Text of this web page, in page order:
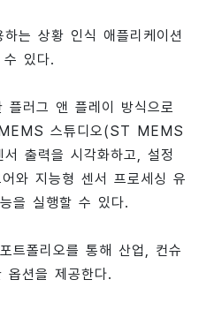
는 상황 인식 애플리케이션
있다.
러그 앤 플레이 방식으로
스튜디오(ST MEMS
출력을 시각화하고, 설정
와 지능형 센서 프로세싱 유
을 실행할 수 있다.
트폴리오를 통해 산업, 컨슈
옵션을 제공한다.